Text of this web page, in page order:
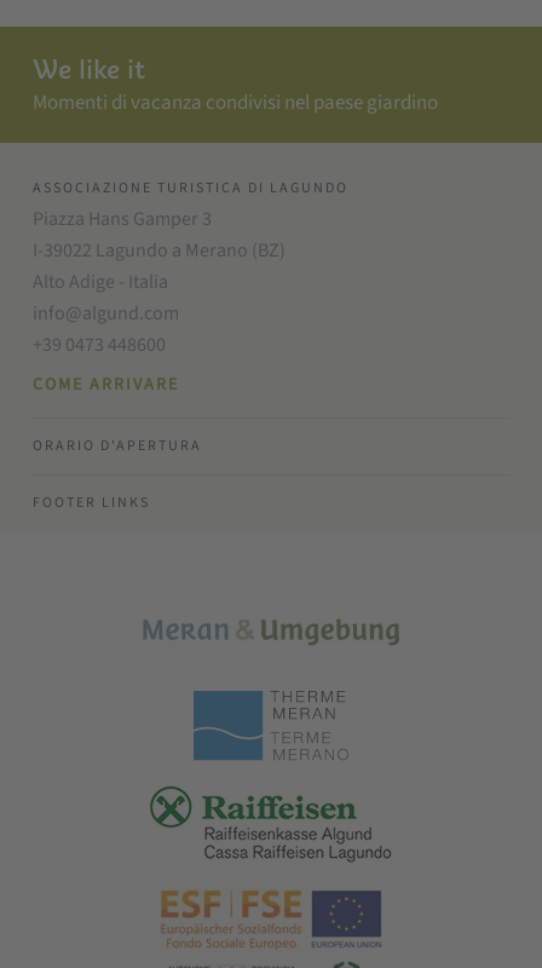
We like it
Momenti di vacanza condivisi nel paese giardino
ASSOCIAZIONE TURISTICA DI LAGUNDO
Piazza Hans Gamper 3
I-39022 Lagundo a Merano (BZ)
Alto Adige - Italia
info@algund.com
+39 0473 448600
COME ARRIVARE
ORARIO D'APERTURA
FOOTER LINKS